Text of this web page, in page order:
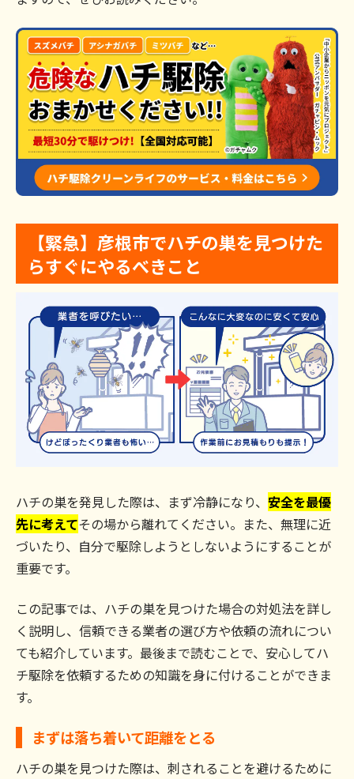
【緊急】彦根市でハチの巣を見つけた
らすぐにやるべきこと
ハチの巣を発見した際は、まず冷静になり、安全を最優
先に考えてその場から離れてください。また、無理に近
づいたり、自分で駆除しようとしないようにすることが
重要です。
この記事では、ハチの巣を見つけた場合の対処法を詳し
く説明し、信頼できる業者の選び方や依頼の流れについ
ても紹介しています。最後まで読むことで、安心してハ
チ駆除を依頼するための知識を身に付けることができま
す。
まずは落ち着いて距離をとる
ハチの巣を見つけた際は、刺されることを避けるために